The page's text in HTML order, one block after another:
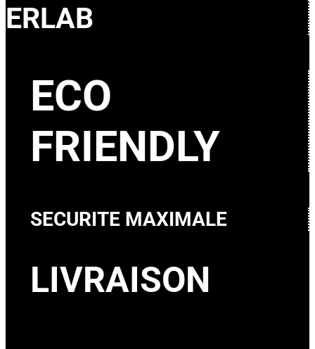
ERLAB
ECO
FRIENDLY
SECURITE MAXIMALE
LIVRAISON